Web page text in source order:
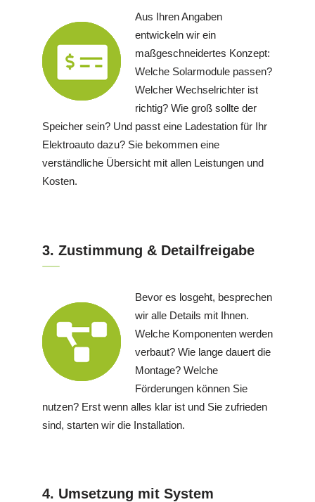
Aus Ihren Angaben
entwickeln wir ein
maßgeschneidertes Konzept:
Welche Solarmodule passen?
Welcher Wechselrichter ist
richtig? Wie groß sollte der
Speicher sein? Und passt eine Ladestation für Ihr
Elektroauto dazu? Sie bekommen eine
verständliche Übersicht mit allen Leistungen und
Kosten.
3. Zustimmung & Detailfreigabe
Bevor es losgeht, besprechen
wir alle Details mit Ihnen.
Welche Komponenten werden
verbaut? Wie lange dauert die
Montage? Welche
Förderungen können Sie
nutzen? Erst wenn alles klar ist und Sie zufrieden
sind, starten wir die Installation.
4. Umsetzung mit System